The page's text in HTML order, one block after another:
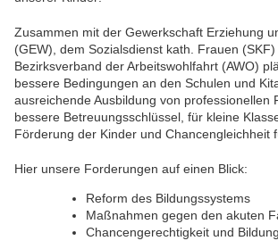
Zusammen mit der Gewerkschaft Erziehung
(GEW), dem Sozialsdienst kath. Frauen
Bezirksverband der Arbeitswohlfahrt (AWO)
bessere Bedingungen an den Schulen und
ausreichende Ausbildung von professionellen
bessere Betreuungsschlüssel, für kleine
Förderung der Kinder und Chancengleichheit
Hier unsere Forderungen auf einen Blick:
Reform des Bildungssystems
Maßnahmen gegen den akuten
Chancengerechtigkeit und